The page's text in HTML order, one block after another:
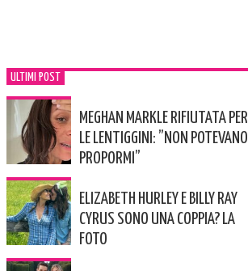
ULTIMI POST
MEGHAN MARKLE RIFIUTATA PER
LE LENTIGGINI: ”NON POTEVANO
PROPORMI”
ELIZABETH HURLEY E BILLY RAY
CYRUS SONO UNA COPPIA? LA
FOTO